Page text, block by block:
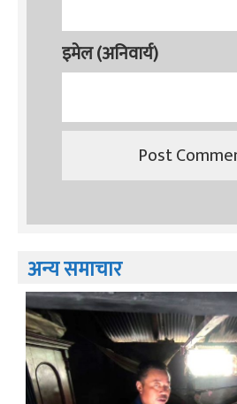
इमेल (अनिवार्य)
अन्य समाचार